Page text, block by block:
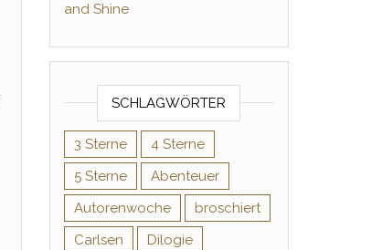
and Shine
SCHLAGWÖRTER
3 Sterne
4 Sterne
5 Sterne
Abenteuer
Autorenwoche
broschiert
Carlsen
Dilogie